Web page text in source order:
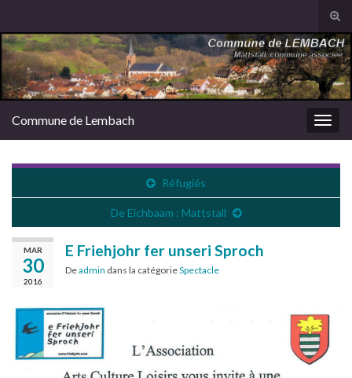
Search for:
Commune de Lembach
Réfugiés
De Eichbaam : Mattstall
MAR
30
2016
E Friehjohr fer unseri Sproch
Deadmin dans la catégorieSpectacle